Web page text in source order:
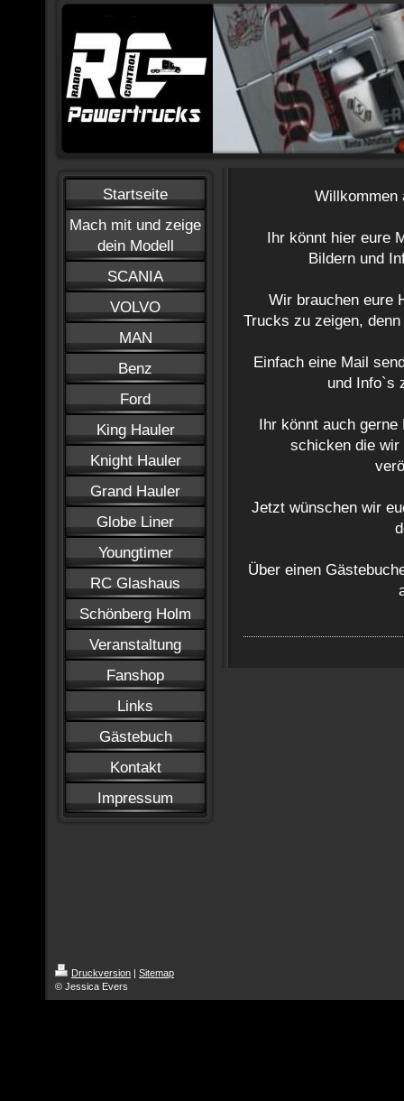
Startseite
Mach mit und zeige
dein Modell
SCANIA
VOLVO
MAN
Benz
Ford
King Hauler
Knight Hauler
Grand Hauler
Globe Liner
Youngtimer
RC Glashaus
Schönberg Holm
Veranstaltung
Fanshop
Links
Gästebuch
Kontakt
Impressum
Willkommen
Ihr könnt hier eure
Bildern und
Wir brauchen eure
Trucks zu zeigen,
Einfach eine Mail
und Info`s
Ihr könnt auch
schicken die wir
Jetzt wünschen wir
Über einen
Druckversion | Sitemap
© Jessica Evers